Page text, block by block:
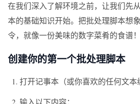
在我们深入了解环境之前，让我们先
本的基础知识开始。把批处理脚本想
令，就像一份美味的数字菜肴的食谱！
创建你的第一个批处理脚本
打开记事本（或你喜欢的任何文本
输入以下内容：